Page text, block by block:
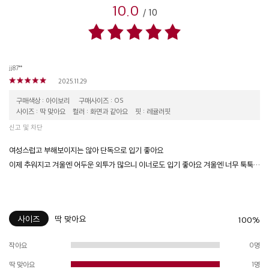
10.0 / 10
jj87**
2025.11.29
구매색상 : 아이보리
구매사이즈 : OS
사이즈 : 딱 맞아요
컬러 : 화면과 같아요 핏 : 레귤러핏
신고 및 차단
여성스럽고 부해보이지는 않아 단독으로 입기 좋아요
이제 추워지고 겨울엔 어두운 외투가 많으니 이너로도 입기 좋아요 겨울엔 너무 툭툭한 옷보다 겹쳐 입기 좋은 이런 스타일이 저는 좋더라구요
사이즈 딱 맞아요 100%
작아요 0명
딱 맞아요 1명